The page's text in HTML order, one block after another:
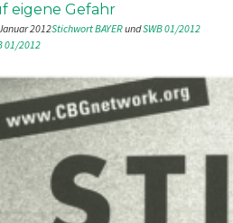
eigene Gefahr
2012Stichwort BAYER und SWB 01/2012
01/2012